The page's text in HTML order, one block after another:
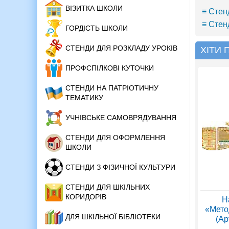
ВІЗИТКА ШКОЛИ
ГОРДІСТЬ ШКОЛИ
СТЕНДИ ДЛЯ РОЗКЛАДУ УРОКІВ
ПРОФСПІЛКОВІ КУТОЧКИ
СТЕНДИ НА ПАТРІОТИЧНУ
ТЕМАТИКУ
УЧНІВСЬКЕ САМОВРЯДУВАННЯ
СТЕНДИ ДЛЯ ОФОРМЛЕННЯ
ШКОЛИ
СТЕНДИ З ФІЗИЧНОЇ КУЛЬТУРИ
СТЕНДИ ДЛЯ ШКІЛЬНИХ
КОРИДОРІВ
ДЛЯ ШКІЛЬНОЇ БІБЛІОТЕКИ
≡
≡
ХІТИ